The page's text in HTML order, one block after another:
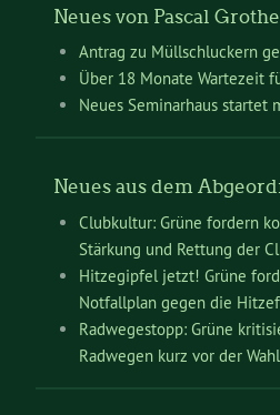
Neues von Pascal Grothe
Antrag zu Müllschluckern
Über 18 Monate Wartezeit
Neues Seminarhaus startet
Neues aus dem
Clubkultur: Grüne fordern
Stärkung und Rettung der
Hitzegipfel jetzt! Grüne
Notfallplan gegen die
Radwegestopp: Grüne
Radwegen kurz vor der Wahl